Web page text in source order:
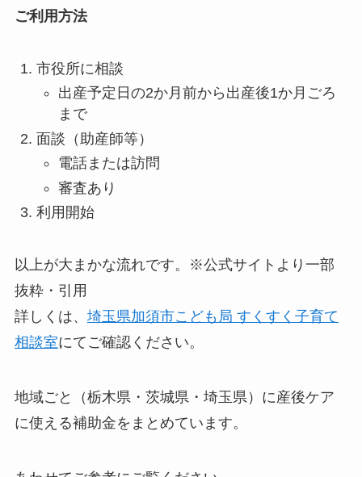
ご利用方法
市役所に相談
出産予定日の2か月前から出産後1か月ごろ
まで
面談（助産師等）
電話または訪問
審査あり
利用開始
以上が大まかな流れです。※公式サイトより一部
抜粋・引用
詳しくは、 埼玉県加須市こども局 すくすく子育て
相談室にてご確認ください。
地域ごと（栃木県・茨城県・埼玉県）に産後ケア
に使える補助金をまとめています。